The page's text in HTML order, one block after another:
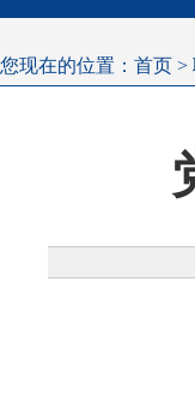
您现在的位置： 首页 >